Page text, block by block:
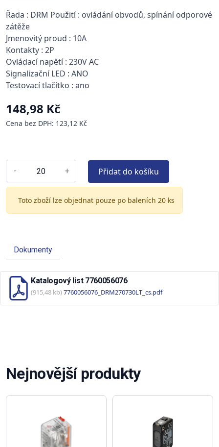
Řada : DRM Použití : ovládání obvodů, spínání odporové
zátěže
Jmenovitý proud : 10A
Kontakty : 2P
Ovládací napětí : 230V AC
Signalizační LED : ANO
Testovací tlačítko : ano
148,98 Kč
Cena bez DPH: 123,12 Kč
- + Přidat do košíku
Toto zboží lze objednat pouze po baleních 20 ks
Dokumenty
Katalogový list 7760056076
(915,48 kb)7760056076_DRM270730LT_cs.pdf
Nejnovější produkty